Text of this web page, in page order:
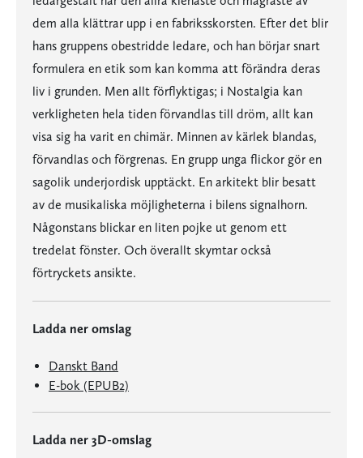
dem alla klättrar upp i en fabriksskorsten. Efter det blir
hans gruppens obestridde ledare, och han börjar snart
formulera en etik som kan komma att förändra deras
liv i grunden. Men allt förflyktigas; i Nostalgia kan
verkligheten hela tiden förvandlas till dröm, allt kan
visa sig ha varit en chimär. Minnen av kärlek blandas,
förvandlas och förgrenas. En grupp unga flickor gör en
sagolik underjordisk upptäckt. En arkitekt blir besatt
av de musikaliska möjligheterna i bilens signalhorn.
Någonstans blickar en liten pojke ut genom ett
tredelat fönster. Och överallt skymtar också
förtryckets ansikte.
Ladda ner omslag
Danskt Band
E-bok (EPUB2)
Ladda ner 3D-omslag